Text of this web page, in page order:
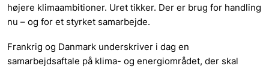
højere klimaambitioner. Uret tikker. Der er brug for handling
nu – og for et styrket samarbejde.
Frankrig og Danmark underskriver i dag en
samarbejdsaftale på klima- og energiområdet, der skal